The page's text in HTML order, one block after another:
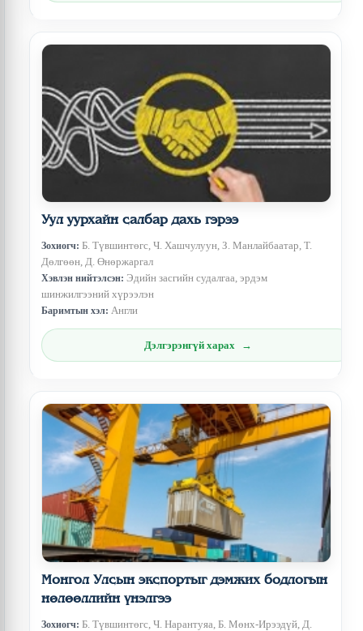
Уул уурхайн салбар дахь гэрээ
Зохиогч: Б. Түвшинтөгс, Ч. Хашчулуун, З. Манлайбаатар, Т.
Дөлгөөн, Д. Өнөржаргал
Хэвлэн нийтэлсэн: Эдийн засгийн судалгаа, эрдэм
шинжилгээний хүрээлэн
Баримтын хэл: Англи
Дэлгэрэнгүй харах
Монгол Улсын экспортыг дэмжих бодлогын
нөлөөллийн үнэлгээ
Зохиогч: Б. Түвшинтөгс, Ч. Нарантуяа, Б. Мөнх-Ирээдүй, Д.